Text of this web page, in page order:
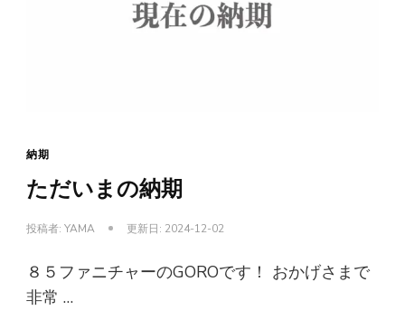
納期
ただいまの納期
投稿者: YAMA 更新日: 2024-12-02
８５ファニチャーのGOROです！ おかげさまで
非常 …